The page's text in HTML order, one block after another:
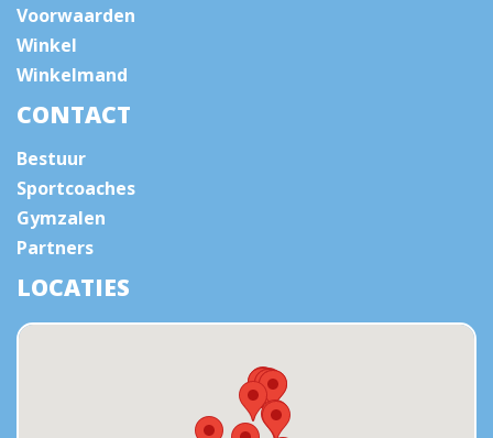
Voorwaarden
Winkel
Winkelmand
CONTACT
Bestuur
Sportcoaches
Gymzalen
Partners
LOCATIES